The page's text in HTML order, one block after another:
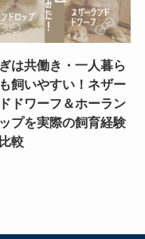
は共働き・一人暮ら
飼いやすい！ネザー
ドワーフ＆ホーラン
プを実際の飼育経験
較